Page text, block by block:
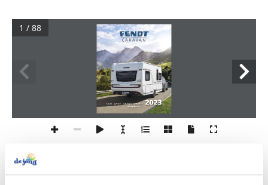
www.fendt-caravan.com
APERO • BIANCO • TENDENZA • DIAMANT 2023
1 / 88